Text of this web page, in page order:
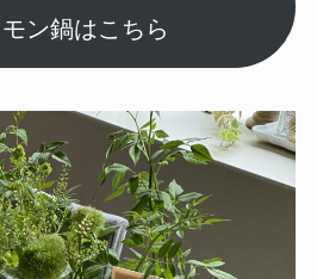
ン鍋はこちら